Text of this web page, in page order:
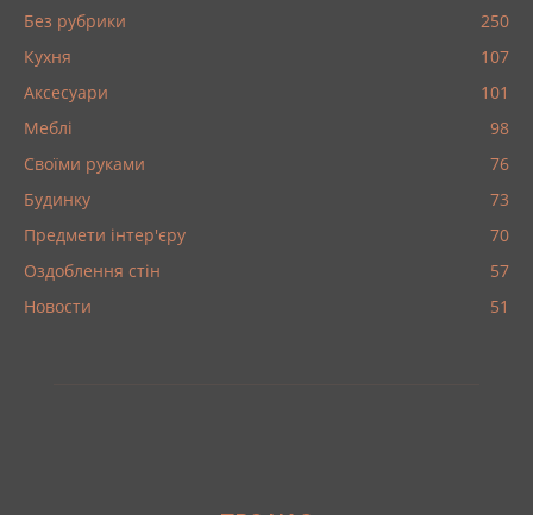
Без рубрики
250
Кухня
107
Аксесуари
101
Меблі
98
Своїми руками
76
Будинку
73
Предмети інтер'єру
70
Оздоблення стін
57
Новости
51